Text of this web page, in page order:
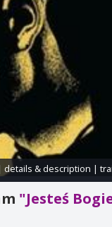
details & description |
"Jesteś